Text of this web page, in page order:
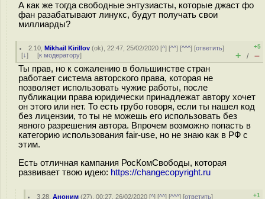
А как же тогда свободные энтузиасты, которые джаст фо
фан разабатывают линукс, будут получать свои
миллиарды?
2.10 ,Mikhail Kirillov (ok), 22:47, 25/02/2020 [^] [^^] [^^^] [ответить]
[↓] [к модератору]
+5
+ / –
Ты прав, но к сожалению в большинстве стран
работает система авторского права, которая не
позволяет использовать чужие работы, после
публикации права юридически принадлежат автору хочет
он этого или нет. То есть грубо говоря, если ты нашел код
без лицензии, то ты не можешь его использовать без
явного разрешения автора. Впрочем возможно попасть в
категорию использования fair-use, но не знаю как в РФ с
этим.
Есть отличная кампания РосКомСвободы, которая
развивает твою идею: https://changecopyright.ru
3.28 ,Аноним (27), 00:27, 26/02/2020 [^] [^^] [^^^] [ответить] +1